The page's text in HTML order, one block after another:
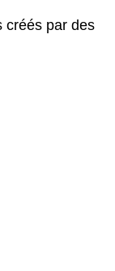
créés par des